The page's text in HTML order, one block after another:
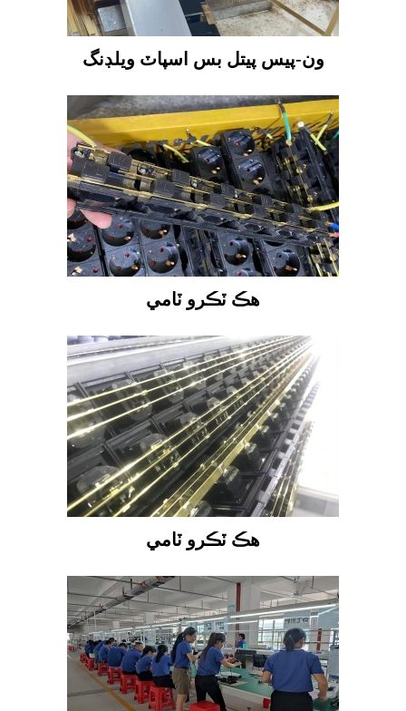
ون-پيس پيتل بس اسپاٽ ويلڊنگ
هڪ ٽڪرو ٽامي
هڪ ٽڪرو ٽامي